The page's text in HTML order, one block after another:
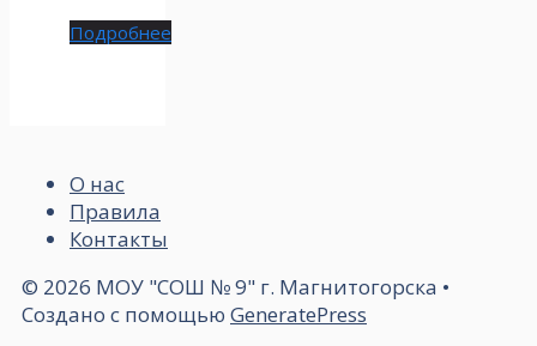
Подробнее
О нас
Правила
Контакты
© 2026 МОУ "СОШ № 9" г. Магнитогорска •
Создано с помощью GeneratePress